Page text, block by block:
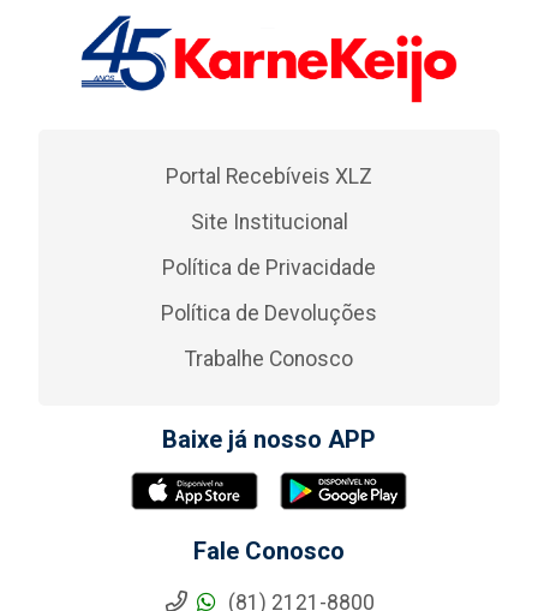
Portal Recebíveis XLZ
Site Institucional
Política de Privacidade
Política de Devoluções
Trabalhe Conosco
Baixe já nosso APP
Fale Conosco
(81) 2121-8800